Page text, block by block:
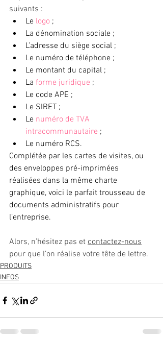
suivants :
Le logo ;
La dénomination sociale ;
L’adresse du siège social ;
Le numéro de téléphone ;
Le montant du capital ;
La forme juridique ;
Le code APE ;
Le SIRET ;
Le numéro de TVA
intracommunautaire ;
Le numéro RCS.
Complétée par les cartes de visites, ou
des enveloppes pré-imprimées
réalisées dans la même charte
graphique, voici le parfait trousseau de
documents administratifs pour
l’entreprise.
Alors, n’hésitez pas et contactez-nous
pour que l’on réalise votre tête de lettre.
PRODUITS
INFOS